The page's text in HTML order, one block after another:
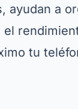
ayudan a
tu